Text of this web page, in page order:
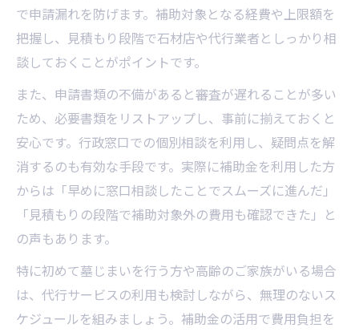
で申請漏れを防げます。補助対象となる経費や上限額を
把握し、見積もり段階で石材店や代行業者としっかり相
談しておくことがポイントです。
また、申請書類の不備があると審査が遅れることが多い
ため、必要書類をリストアップし、事前に揃えておくと
安心です。行政窓口での個別相談を利用し、疑問点を解
消するのも有効な手段です。実際に補助金を利用した方
からは「早めに窓口相談したことでスムーズに進んだ」
「見積もりの段階で補助対象外の費用も確認できた」と
の声もあります。
特に初めて墓じまいを行う方や高齢のご家族がいる場合
は、代行サービスの利用も検討しながら、無理のないス
ケジュールを組みましょう。補助金の活用で費用負担を